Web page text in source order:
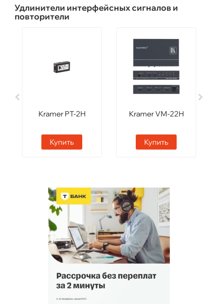
Удлинители интерфейсных сигналов и
повторители
Kramer PT-2H
Купить
Kramer VM-22H
Купить